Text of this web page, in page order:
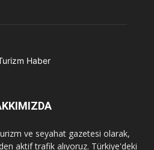
ve seyahat gazetesi olarak,
aktif trafik alıyoruz. Türkiye'deki